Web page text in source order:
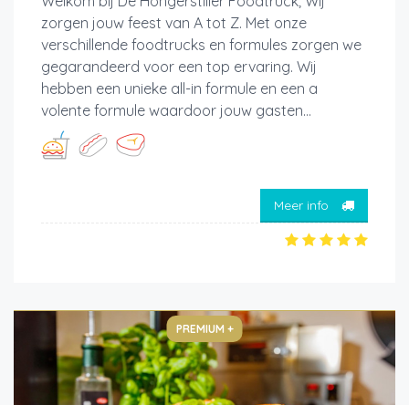
zorgen jouw feest van A tot Z. Met onze
verschillende foodtrucks en formules zorgen we
gegarandeerd voor een top ervaring. Wij
hebben een unieke all-in formule en een a
volente formule waardoor jouw gasten...
Meer info
PREMIUM +